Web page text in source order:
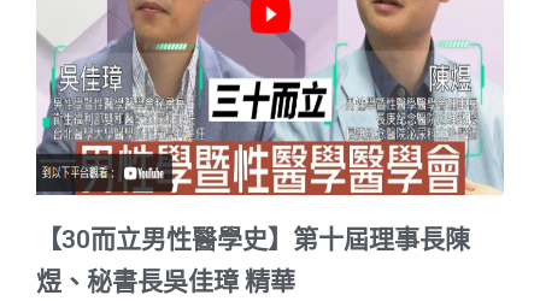
【30而立男性醫學史】第十屆理事長陳
煜、秘書長吳佳璋 精華